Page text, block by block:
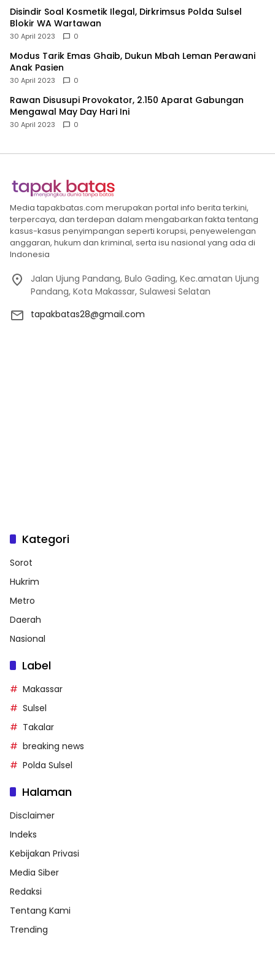
Disindir Soal Kosmetik Ilegal, Dirkrimsus Polda Sulsel
Blokir WA Wartawan
30 April 2023 0
Modus Tarik Emas Ghaib, Dukun Mbah Leman Perawani
Anak Pasien
30 April 2023 0
Rawan Disusupi Provokator, 2.150 Aparat Gabungan
Mengawal May Day Hari Ini
30 April 2023 0
Media tapakbatas.com merupakan portal info berita terkini,
terpercaya, dan terdepan dalam mengabarkan fakta tentang
kasus-kasus penyimpangan seperti korupsi, penyewelengan
anggaran, hukum dan kriminal, serta isu nasional yang ada di
Indonesia
Jalan Ujung Pandang, Bulo Gading, Kec.amatan Ujung
Pandang, Kota Makassar, Sulawesi Selatan
tapakbatas28@gmail.com
Kategori
Sorot
Hukrim
Metro
Daerah
Nasional
Label
Makassar
Sulsel
Takalar
breaking news
Polda Sulsel
Halaman
Disclaimer
Indeks
Kebijakan Privasi
Media Siber
Redaksi
Tentang Kami
Trending